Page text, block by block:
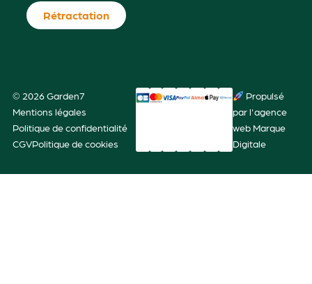
Rétractation
© 2026 Garden7
Mentions légales
Politique de confidentialité
CGVPolitique de cookies
Propulsé
par l'agence
web Marque
Digitale